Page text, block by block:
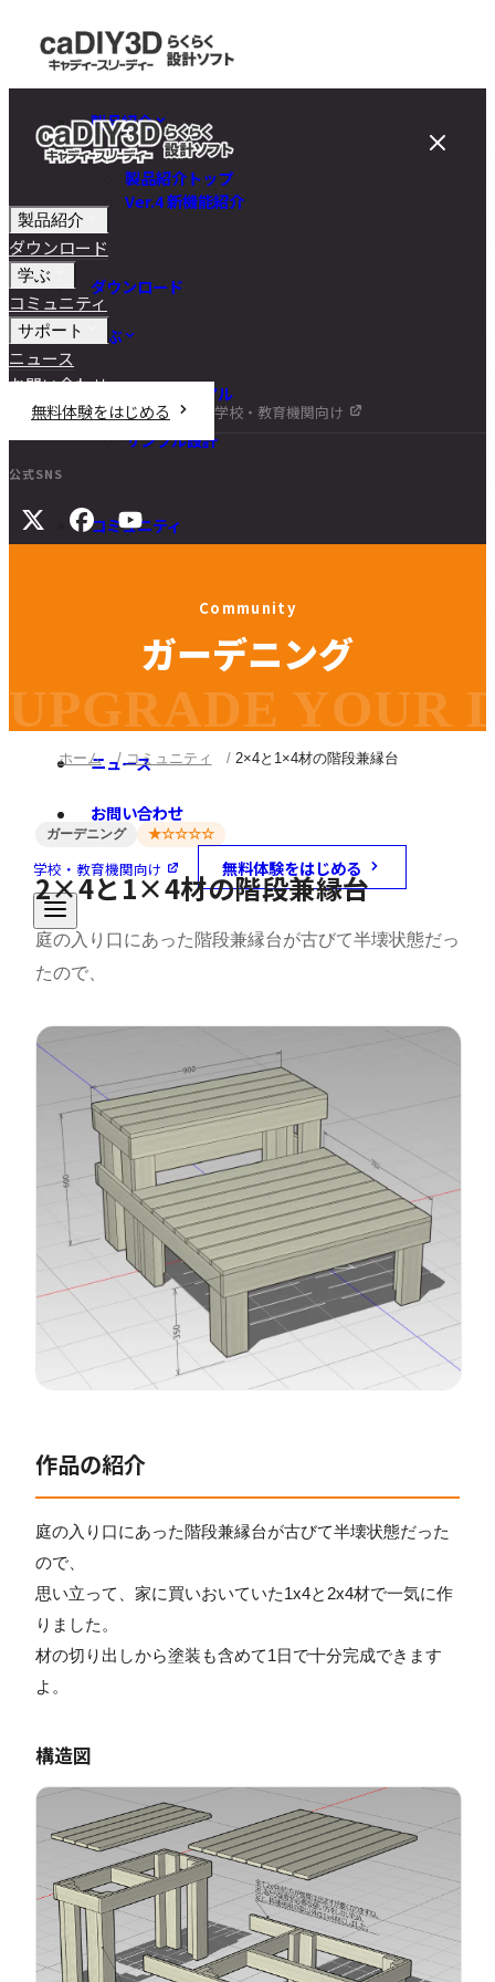
製品紹介
製品紹介トップ
Ver.4 新機能紹介
ダウンロード
学ぶ
チュートリアル
DIY講座
サンプル設計
コミュニティ
よくある質問
マニュアル
旧バージョンダウンロード
ニュース
お問い合わせ
学校・教育機関向け 無料体験をはじめる
製品紹介
ダウンロード
学ぶ
コミュニティ
サポート
ニュース
お問い合わせ
無料体験をはじめる
学校・教育機関向け
公式SNS
Co mmu nity
ガーデニング
UPGRADE YOUR
ホーム コミュニティ 2×4と1×4材の階段兼縁台
ガーデニング ★☆☆☆☆
2×4と1×4材の階段兼縁台
庭の入り口にあった階段兼縁台が古びて半壊状態だっ
たので、
作品の紹介
庭の入り口にあった階段兼縁台が古びて半壊状態だった
ので、
思い立って、家に買いおいていた1x4と2x4材で一気に作
りました。
材の切り出しから塗装も含めて1日で十分完成できます
よ。
構造図